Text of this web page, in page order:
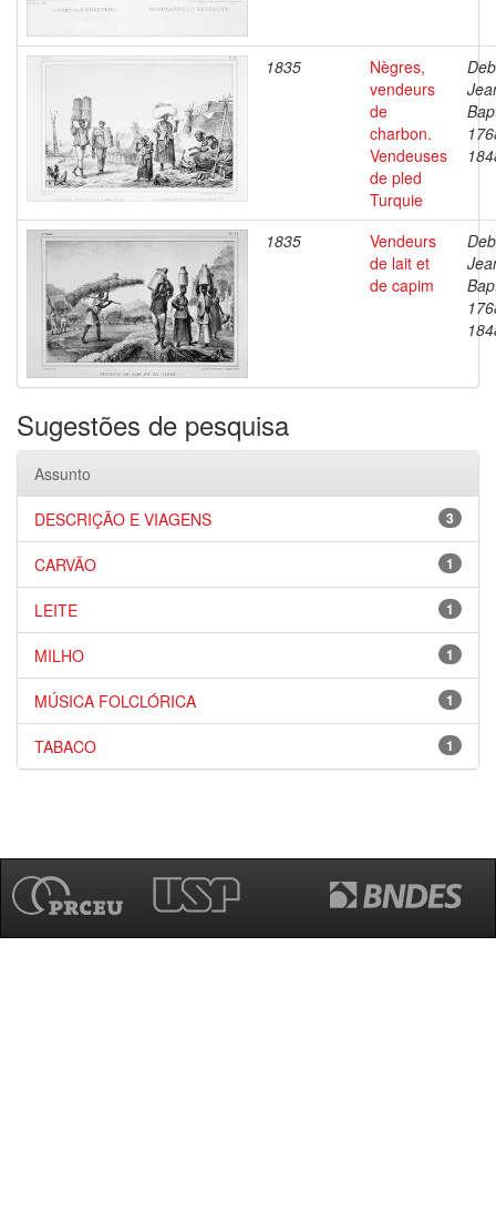
1835
Nègres,
vendeurs
de
charbon.
Vendeuses
de pled
Turquie
1835
Vendeurs
de lait et
de capim
Sugestões de pesquisa
Assunto
3
DESCRIÇÃO E VIAGENS
1
CARVÃO
1
LEITE
1
MILHO
1
MÚSICA FOLCLÓRICA
1
TABACO